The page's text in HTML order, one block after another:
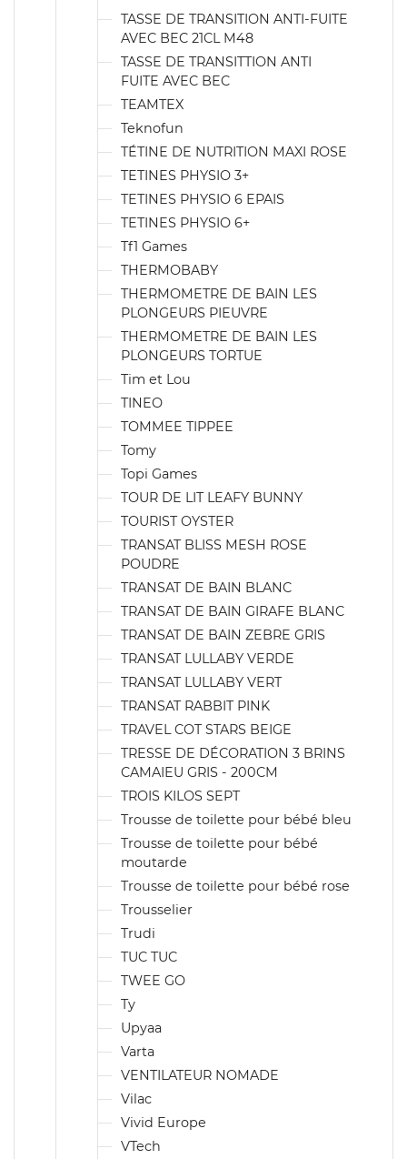
TASSE DE TRANSITION ANTI-FUITE
AVEC BEC 21CL M48
TASSE DE TRANSITTION ANTI
FUITE AVEC BEC
TEAMTEX
Teknofun
TÉTINE DE NUTRITION MAXI ROSE
TETINES PHYSIO 3+
TETINES PHYSIO 6 EPAIS
TETINES PHYSIO 6+
Tf1 Games
THERMOBABY
THERMOMETRE DE BAIN LES
PLONGEURS PIEUVRE
THERMOMETRE DE BAIN LES
PLONGEURS TORTUE
Tim et Lou
TINEO
TOMMEE TIPPEE
Tomy
Topi Games
TOUR DE LIT LEAFY BUNNY
TOURIST OYSTER
TRANSAT BLISS MESH ROSE
POUDRE
TRANSAT DE BAIN BLANC
TRANSAT DE BAIN GIRAFE BLANC
TRANSAT DE BAIN ZEBRE GRIS
TRANSAT LULLABY VERDE
TRANSAT LULLABY VERT
TRANSAT RABBIT PINK
TRAVEL COT STARS BEIGE
TRESSE DE DÉCORATION 3 BRINS
CAMAIEU GRIS - 200CM
TROIS KILOS SEPT
Trousse de toilette pour bébé bleu
Trousse de toilette pour bébé
moutarde
Trousse de toilette pour bébé rose
Trousselier
Trudi
TUC TUC
TWEE GO
Ty
Upyaa
Varta
VENTILATEUR NOMADE
Vilac
Vivid Europe
VTech